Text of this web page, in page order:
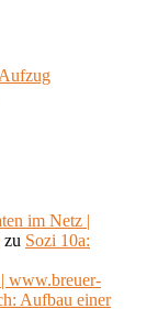
im Netz |
zu Sozi 10a:
www.breuer-
Aufbau einer